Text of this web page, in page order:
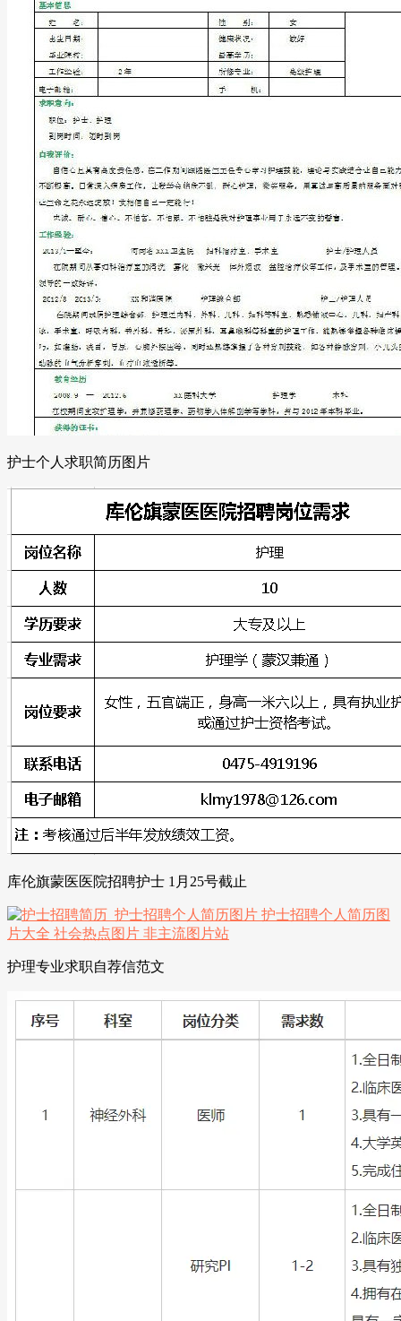
护士个人求职简历图片
库伦旗蒙医医院招聘护士 1月25号截止
护理专业求职自荐信范文